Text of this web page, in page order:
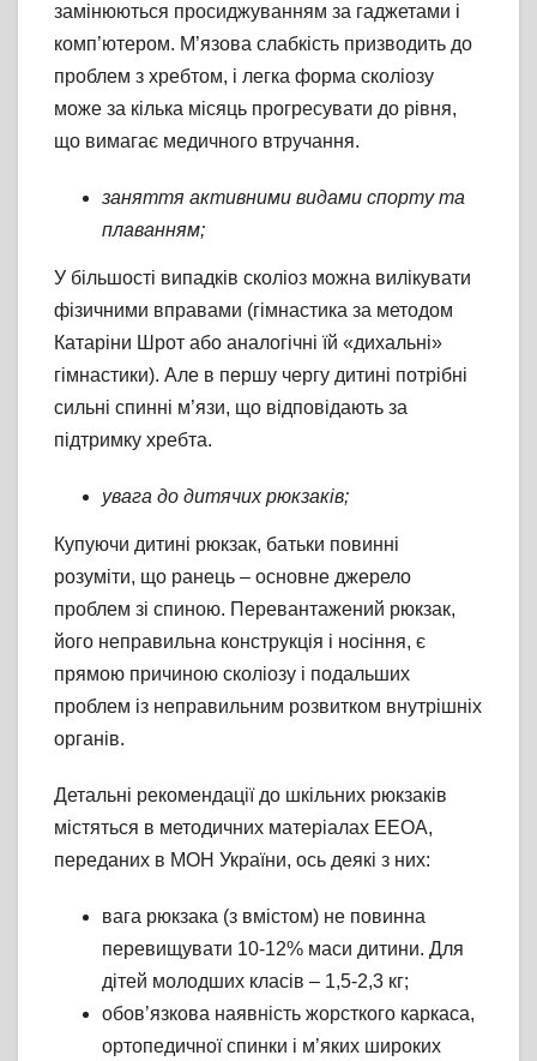
замінюються просиджуванням за гаджетами і
комп’ютером. М’язова слабкість призводить до
проблем з хребтом, і легка форма сколіозу
може за кілька місяць прогресувати до рівня,
що вимагає медичного втручання.
заняття активними видами спорту та
плаванням;
У більшості випадків сколіоз можна вилікувати
фізичними вправами (гімнастика за методом
Катаріни Шрот або аналогічні їй «дихальні»
гімнастики). Але в першу чергу дитині потрібні
сильні спинні м’язи, що відповідають за
підтримку хребта.
увага до дитячих рюкзаків;
Купуючи дитині рюкзак, батьки повинні
розуміти, що ранець – основне джерело
проблем зі спиною. Перевантажений рюкзак,
його неправильна конструкція і носіння, є
прямою причиною сколіозу і подальших
проблем із неправильним розвитком внутрішніх
органів.
Детальні рекомендації до шкільних рюкзаків
містяться в методичних матеріалах EEOA,
переданих в МОН України, ось деякі з них:
вага рюкзака (з вмістом) не повинна
перевищувати 10-12% маси дитини. Для
дітей молодших класів – 1,5-2,3 кг;
обов’язкова наявність жорсткого каркаса,
ортопедичної спинки і м’яких широких